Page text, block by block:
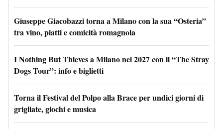
Giuseppe Giacobazzi torna a Milano con la sua “Osteria”
tra vino, piatti e comicità romagnola
I Nothing But Thieves a Milano nel 2027 con il “The Stray
Dogs Tour”: info e biglietti
Torna il Festival del Polpo alla Brace per undici giorni di
grigliate, giochi e musica